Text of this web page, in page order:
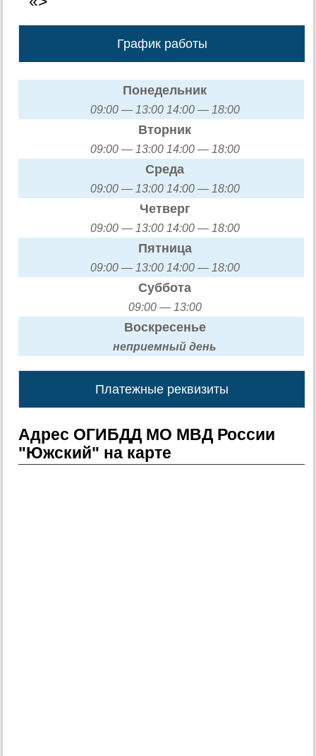
График работы
Понедельник
09:00 — 13:00 14:00 — 18:00
Вторник
09:00 — 13:00 14:00 — 18:00
Среда
09:00 — 13:00 14:00 — 18:00
Четверг
09:00 — 13:00 14:00 — 18:00
Пятница
09:00 — 13:00 14:00 — 18:00
Суббота
09:00 — 13:00
Воскресенье
неприемный день
Платежные реквизиты
Адрес ОГИБДД МО МВД России
"Южский" на карте